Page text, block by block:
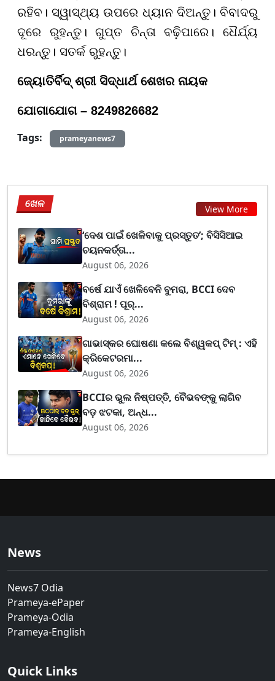
ରହିବ। ସ୍ୱାସ୍ଥ୍ୟ ଉପରେ ଧ୍ୟାନ ଦିଅନ୍ତୁ। ବିବାଦରୁ
ଦୂରେ ରୁହନ୍ତୁ। ଗୁପ୍ତ ଚିନ୍ତା ବଢ଼ିପାରେ। ଧୈର୍ଯ୍ୟ
ଧରନ୍ତୁ। ସତର୍କ ରୁହନ୍ତୁ।
ଜ୍ୟୋତିର୍ବିଦ୍ ଶ୍ରୀ ସିଦ୍ଧାର୍ଥ ଶେଖର ନାୟକ
ଯୋଗାଯୋଗ – 8249826682
Tags:
prameyanews7
ଖେଳ View More
‘ଦେଶ ପାଇଁ ଖେଳିବାକୁ ପ୍ରସ୍ତୁତ’; ବିସିସିଆଇ
ଚୟନକର୍ତ୍ତା...
August 06, 2026
ବର୍ଷେ ଯାଏଁ ଖେଳିବେନି ବୁମରା, BCCI ଦେବ
ବିଶ୍ରାମ ! ପୂର୍...
August 06, 2026
ଗାଭାସ୍କର ଘୋଷଣା କଲେ ବିଶ୍ୱକପ୍ ଟିମ୍ : ଏହି
କ୍ରିକେଟରମା...
August 06, 2026
BCCIର ଭୁଲ ନିଷ୍ପତ୍ତି, ବୈଭବଙ୍କୁ ଲାଗିବ
ବଡ଼ ଝଟକା, ଅନ୍ଧ...
August 06, 2026
News
News7 Odia
Prameya-ePaper
Prameya-Odia
Prameya-English
Quick Links